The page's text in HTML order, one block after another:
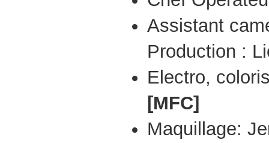
Assistant
Production :
Electro,
[MFC]
Maquillage: